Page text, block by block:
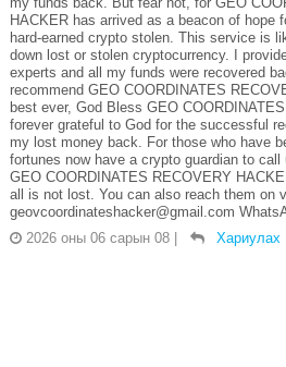
HACKER has arrived as a beacon of hope
hard-earned crypto stolen. This service is
down lost or stolen cryptocurrency. I
experts and all my funds were recovered
recommend GEO COORDINATES
best ever, God Bless GEO
forever grateful to God for the successful
my lost money back. For those who have
fortunes now have a crypto guardian to call
GEO COORDINATES RECOVERY
all is not lost. You can also reach them on
geovcoordinateshacker@gmail.com
2026 оны 06 сарын 08 | Хариулах